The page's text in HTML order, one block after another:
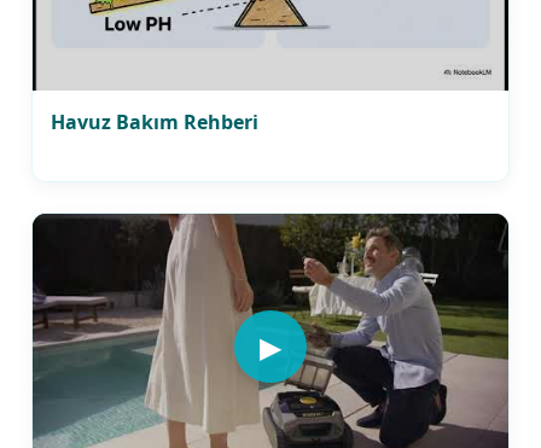
Havuz Bakım Rehberi
▶